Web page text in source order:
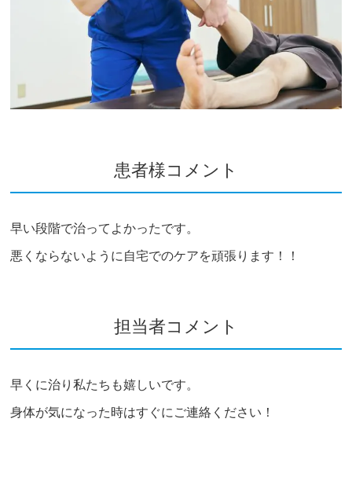
患者様コメント
早い段階で治ってよかったです。
悪くならないように自宅でのケアを頑張ります！！
担当者コメント
早くに治り私たちも嬉しいです。
身体が気になった時はすぐにご連絡ください！